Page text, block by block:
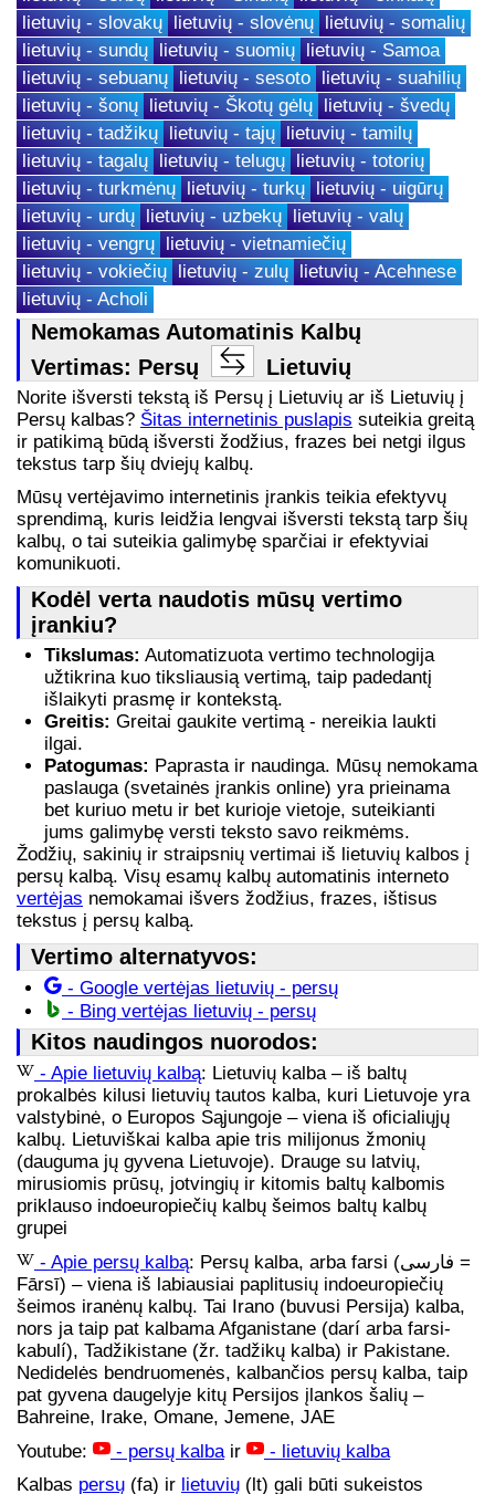
lietuvių - slovakų lietuvių - slovėnų lietuvių - somalių
lietuvių - sundų lietuvių - suomių lietuvių - Samoa
lietuvių - sebuanų lietuvių - sesoto lietuvių - suahilių
lietuvių - šonų lietuvių - Škotų gėlų lietuvių - švedų
lietuvių - tadžikų lietuvių - tajų lietuvių - tamilų
lietuvių - tagalų lietuvių - telugų lietuvių - totorių
lietuvių - turkmėnų lietuvių - turkų lietuvių - uigūrų
lietuvių - urdų lietuvių - uzbekų lietuvių - valų
lietuvių - vengrų lietuvių - vietnamiečių
lietuvių - vokiečių lietuvių - zulų lietuvių - Acehnese
lietuvių - Acholi
Nemokamas Automatinis Kalbų
Vertimas: Persų
Lietuvių
Norite išversti tekstą iš Persų į Lietuvių ar iš Lietuvių į
Persų kalbas? Šitas internetinis puslapis suteikia greitą
ir patikimą būdą išversti žodžius, frazes bei netgi ilgus
tekstus tarp šių dviejų kalbų.
Mūsų vertėjavimo internetinis įrankis teikia efektyvų
sprendimą, kuris leidžia lengvai išversti tekstą tarp šių
kalbų, o tai suteikia galimybę sparčiai ir efektyviai
komunikuoti.
Kodėl verta naudotis mūsų vertimo
įrankiu?
Tikslumas: Automatizuota vertimo technologija
užtikrina kuo tiksliausią vertimą, taip padedantį
išlaikyti prasmę ir kontekstą.
Greitis: Greitai gaukite vertimą - nereikia laukti
ilgai.
Patogumas: Paprasta ir naudinga. Mūsų nemokama
paslauga (svetainės įrankis online) yra prieinama
bet kuriuo metu ir bet kurioje vietoje, suteikianti
jums galimybę versti teksto savo reikmėms.
Žodžių, sakinių ir straipsnių vertimai iš lietuvių kalbos į
persų kalbą. Visų esamų kalbų automatinis interneto
vertėjas nemokamai išvers žodžius, frazes, ištisus
tekstus į persų kalbą.
Vertimo alternatyvos:
- Google vertėjas lietuvių - persų
- Bing vertėjas lietuvių - persų
Kitos naudingos nuorodos:
- Apie lietuvių kalbą: Lietuvių kalba – iš baltų
prokalbės kilusi lietuvių tautos kalba, kuri Lietuvoje yra
valstybinė, o Europos Sąjungoje – viena iš oficialiųjų
kalbų. Lietuviškai kalba apie tris milijonus žmonių
(dauguma jų gyvena Lietuvoje). Drauge su latvių,
mirusiomis prūsų, jotvingių ir kitomis baltų kalbomis
priklauso indoeuropiečių kalbų šeimos baltų kalbų
grupei
- Apie persų kalbą: Persų kalba, arba farsi (فارسی =
Fārsī) – viena iš labiausiai paplitusių indoeuropiečių
šeimos iranėnų kalbų. Tai Irano (buvusi Persija) kalba,
nors ja taip pat kalbama Afganistane (darí arba farsi-
kabulí), Tadžikistane (žr. tadžikų kalba) ir Pakistane.
Nedidelės bendruomenės, kalbančios persų kalba, taip
pat gyvena daugelyje kitų Persijos įlankos šalių –
Bahreine, Irake, Omane, Jemene, JAE
Youtube:
- persų kalbair
- lietuvių kalba
Kalbas persų (fa) ir lietuvių (lt) gali būti sukeistos